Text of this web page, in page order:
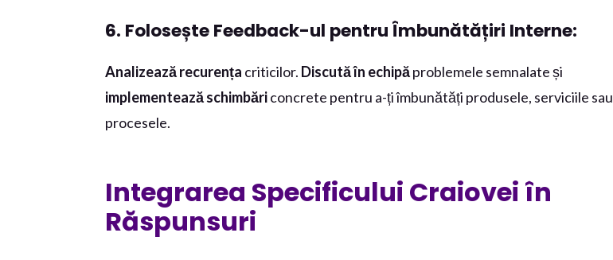
6. Folosește Feedback-ul pentru Îmbunătățiri Interne:
Analizează recurența criticilor. Discută în echipăproblemele semnalate și
implementează schimbăriconcrete pentru a-ți îmbunătăți produsele, serviciile sau
procesele.
Integrarea Specificului Craiovei în
Răspunsuri